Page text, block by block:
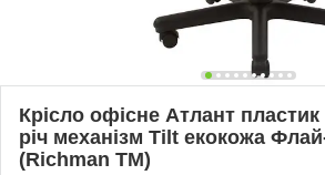
Крісло офісне Атлант пластик
річ механізм Tilt екокожа
(Richman ТМ)